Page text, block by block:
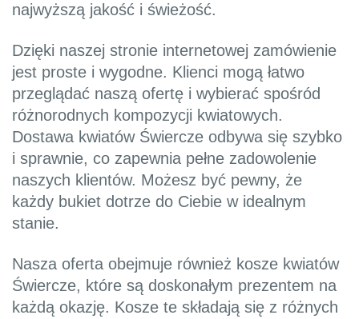
najwyższą jakość i świeżość.
Dzięki naszej stronie internetowej zamówienie
jest proste i wygodne. Klienci mogą łatwo
przeglądać naszą ofertę i wybierać spośród
różnorodnych kompozycji kwiatowych.
Dostawa kwiatów Świercze odbywa się szybko
i sprawnie, co zapewnia pełne zadowolenie
naszych klientów. Możesz być pewny, że
każdy bukiet dotrze do Ciebie w idealnym
stanie.
Nasza oferta obejmuje również kosze kwiatów
Świercze, które są doskonałym prezentem na
każdą okazję. Kosze te składają się z różnych